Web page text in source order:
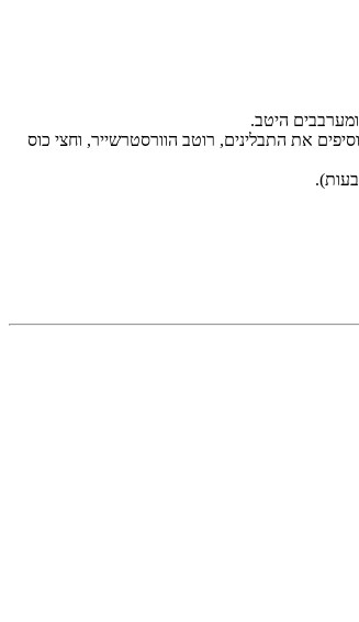
את התבלינים, רוטב הוורסטרשייר, וחצי כוס